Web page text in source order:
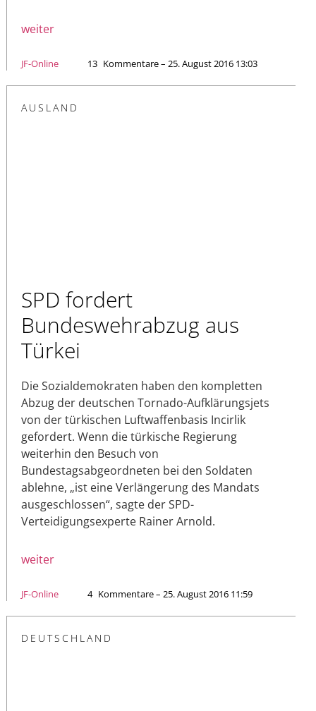
weiter
JF-Online 13 Kommentare – 25. August 2016 13:03
AUSLAND
SPD fordert
Bundeswehrabzug aus
Türkei
Die Sozialdemokraten haben den kompletten
Abzug der deutschen Tornado-Aufklärungsjets
von der türkischen Luftwaffenbasis Incirlik
gefordert. Wenn die türkische Regierung
weiterhin den Besuch von
Bundestagsabgeordneten bei den Soldaten
ablehne, „ist eine Verlängerung des Mandats
ausgeschlossen“, sagte der SPD-
Verteidigungsexperte Rainer Arnold.
weiter
JF-Online 4 Kommentare – 25. August 2016 11:59
DEUTSCHLAND